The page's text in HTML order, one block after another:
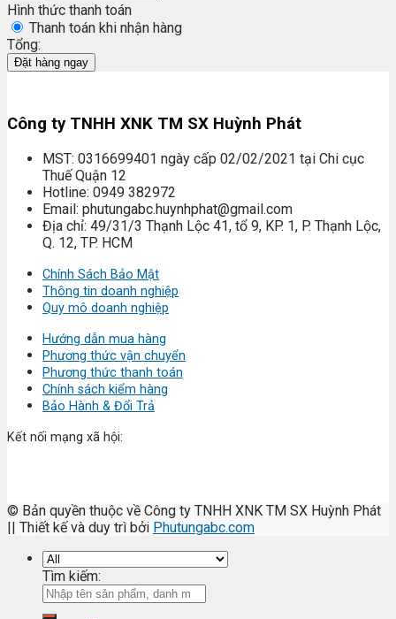
Hình thức thanh toán
Thanh toán khi nhận hàng
Tổng:
Đặt hàng ngay
Công ty TNHH XNK TM SX Huỳnh Phát
MST: 0316699401 ngày cấp 02/02/2021 tại Chi cục
Thuế Quận 12
Hotline: 0949 382972
Email: phutungabc.huynhphat@gmail.com
Địa chỉ: 49/31/3 Thạnh Lộc 41, tổ 9, KP. 1, P. Thạnh Lộc,
Q. 12, TP. HCM
Chính Sách Bảo Mật
Thông tin doanh nghiệp
Quy mô doanh nghiệp
Hướng dẫn mua hàng
Phương thức vận chuyển
Phương thức thanh toán
Chính sách kiểm hàng
Bảo Hành & Đổi Trả
Kết nối mạng xã hội:
© Bản quyền thuộc về Công ty TNHH XNK TM SX Huỳnh Phát
|| Thiết kế và duy trì bởi Phutungabc.com
Tìm kiếm: